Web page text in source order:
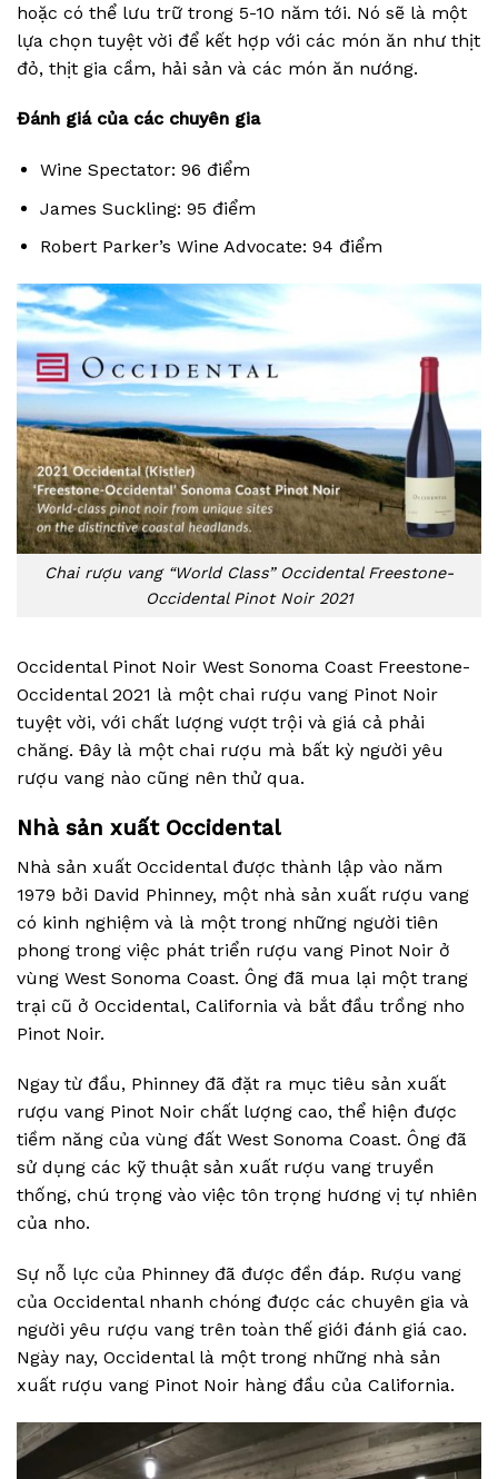
hoặc có thể lưu trữ trong 5-10 năm tới. Nó sẽ là một
lựa chọn tuyệt vời để kết hợp với các món ăn như thịt
đỏ, thịt gia cầm, hải sản và các món ăn nướng.
Đánh giá của các chuyên gia
Wine Spectator: 96 điểm
James Suckling: 95 điểm
Robert Parker’s Wine Advocate: 94 điểm
Chai rượu vang “World Class” Occidental Freestone-
Occidental Pinot Noir 2021
Occidental Pinot Noir West Sonoma Coast Freestone-
Occidental 2021 là một chai rượu vang Pinot Noir
tuyệt vời, với chất lượng vượt trội và giá cả phải
chăng. Đây là một chai rượu mà bất kỳ người yêu
rượu vang nào cũng nên thử qua.
Nhà sản xuất Occidental
Nhà sản xuất Occidental được thành lập vào năm
1979 bởi David Phinney, một nhà sản xuất rượu vang
có kinh nghiệm và là một trong những người tiên
phong trong việc phát triển rượu vang Pinot Noir ở
vùng West Sonoma Coast. Ông đã mua lại một trang
trại cũ ở Occidental, California và bắt đầu trồng nho
Pinot Noir.
Ngay từ đầu, Phinney đã đặt ra mục tiêu sản xuất
rượu vang Pinot Noir chất lượng cao, thể hiện được
tiềm năng của vùng đất West Sonoma Coast. Ông đã
sử dụng các kỹ thuật sản xuất rượu vang truyền
thống, chú trọng vào việc tôn trọng hương vị tự nhiên
của nho.
Sự nỗ lực của Phinney đã được đền đáp. Rượu vang
của Occidental nhanh chóng được các chuyên gia và
người yêu rượu vang trên toàn thế giới đánh giá cao.
Ngày nay, Occidental là một trong những nhà sản
xuất rượu vang Pinot Noir hàng đầu của California.